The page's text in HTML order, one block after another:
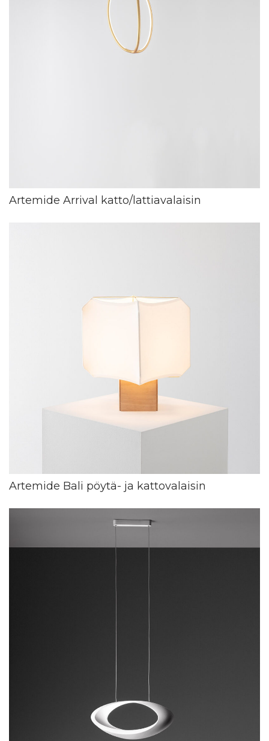
Artemide Arrival katto/lattiavalaisin
Artemide Bali pöytä- ja kattovalaisin